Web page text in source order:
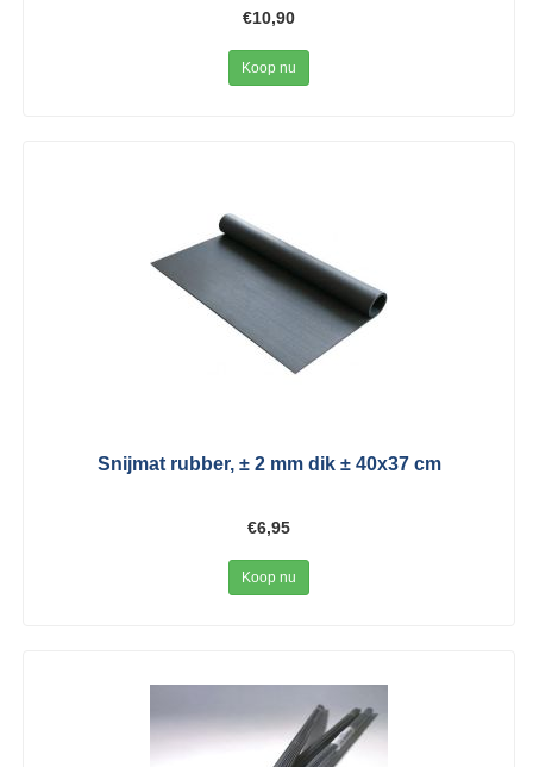
€10,90
Koop nu
Snijmat rubber, ± 2 mm dik ± 40x37 cm
€6,95
Koop nu